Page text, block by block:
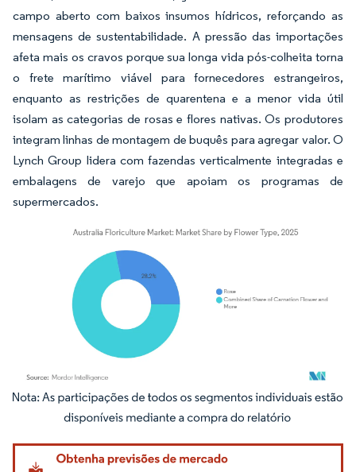
campo aberto com baixos insumos hídricos, reforçando as
mensagens de sustentabilidade. A pressão das importações
afeta mais os cravos porque sua longa vida pós-colheita torna
o frete marítimo viável para fornecedores estrangeiros,
enquanto as restrições de quarentena e a menor vida útil
isolam as categorias de rosas e flores nativas. Os produtores
integram linhas de montagem de buquês para agregar valor. O
Lynch Group lidera com fazendas verticalmente integradas e
embalagens de varejo que apoiam os programas de
supermercados.
Imagem © Mordor Intelligence. O reuso requer atribuição conforme CC BY 4.0.